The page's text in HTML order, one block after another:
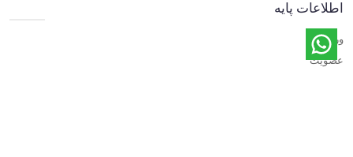
اطلاعات پایه
ورود
عضویت